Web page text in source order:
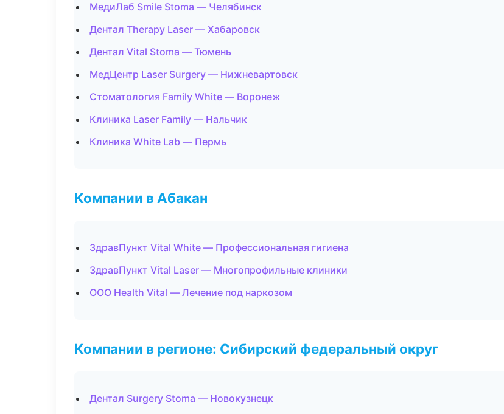
МедиЛаб Smile Stoma — Челябинск
Дентал Therapy Laser — Хабаровск
Дентал Vital Stoma — Тюмень
МедЦентр Laser Surgery — Нижневартовск
Стоматология Family White — Воронеж
Клиника Laser Family — Нальчик
Клиника White Lab — Пермь
Компании в Абакан
ЗдравПункт Vital White — Профессиональная гигиена
ЗдравПункт Vital Laser — Многопрофильные клиники
ООО Health Vital — Лечение под наркозом
Компании в регионе: Сибирский федеральный округ
Дентал Surgery Stoma — Новокузнецк